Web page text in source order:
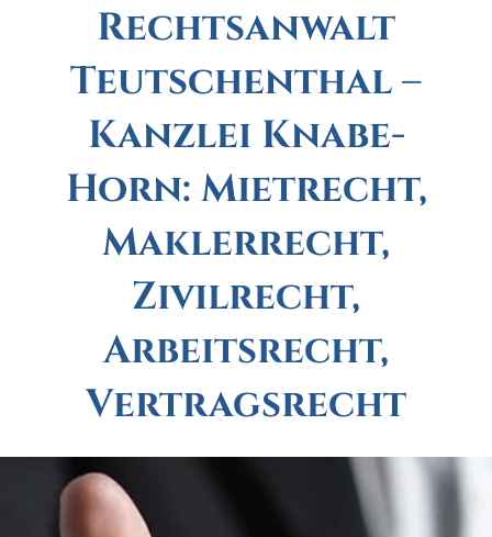
Rechtsanwalt
Teutschenthal –
Kanzlei Knabe-
Horn: Mietrecht,
Maklerrecht,
Zivilrecht,
Arbeitsrecht,
Vertragsrecht